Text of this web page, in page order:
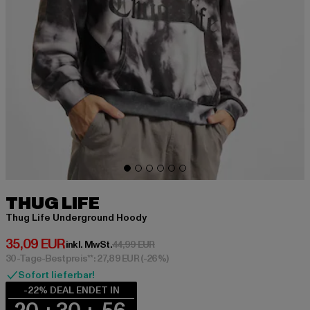
THUG LIFE
Thug Life Underground Hoody
35,09 EUR
Derzeitiger Preis: 35,09 EUR
inkl. MwSt.44,99 EURAktionspreis: 44,99 EUR
30-Tage-Bestpreis**: 27,89 EUR(-26%)
Sofort lieferbar!
-22% DEAL ENDET IN